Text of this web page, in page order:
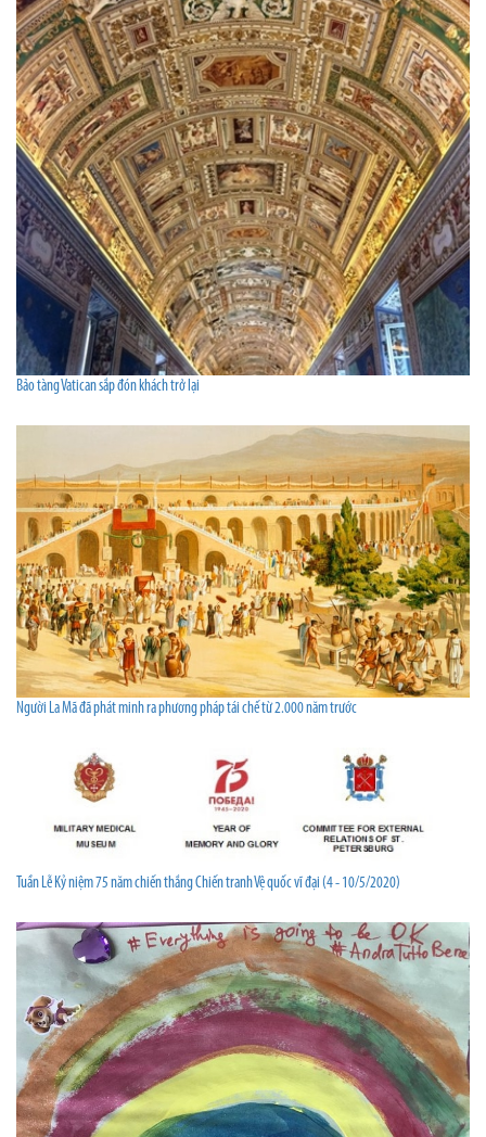
Bảo tàng Vatican sắp đón khách trở lại
Người La Mã đã phát minh ra phương pháp tái chế từ 2.000 năm trước
Tuần Lễ Kỷ niệm 75 năm chiến thắng Chiến tranh Vệ quốc vĩ đại (4 - 10/5/2020)